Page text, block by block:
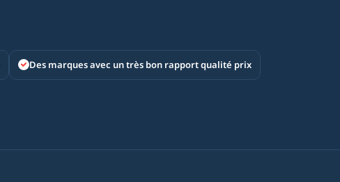
Des marques avec un très bon rapport qualité prix